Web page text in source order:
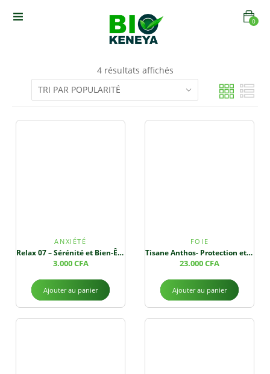
0
4 résultats affichés
ANXIÉTÉ
Relax 07 – Sérénité et Bien-Être Respiratoire
3.000CFA
Ajouter au panier
FOIE
Tisane Anthos- Protection et Détoxification Hépatique – Santé du Foie et Bien-être Général
23.000CFA
Ajouter au panier